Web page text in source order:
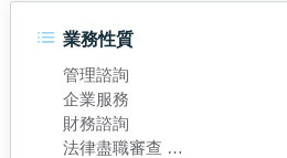
業務性質
管理諮詢
企業服務
財務諮詢
法律盡職審查